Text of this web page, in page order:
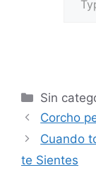
Sin
Corcho
Cuando
te Sientes